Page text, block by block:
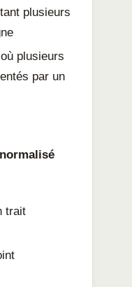
plusieurs
plusieurs
par un
trait